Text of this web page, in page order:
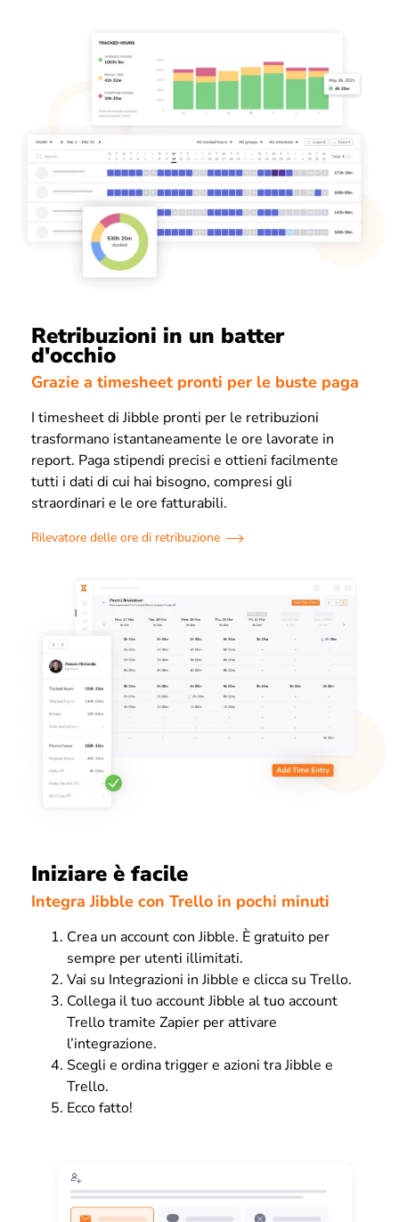
Retribuzioni in un batter
d'occhio
Grazie a timesheet pronti per le buste paga
I timesheet di Jibble pronti per le retribuzioni
trasformano istantaneamente le ore lavorate in
report. Paga stipendi precisi e ottieni facilmente
tutti i dati di cui hai bisogno, compresi gli
straordinari e le ore fatturabili.
Rilevatore delle ore di retribuzione
Iniziare è facile
Integra Jibble con Trello in pochi minuti
Crea un account con Jibble. È gratuito per
sempre per utenti illimitati.
Vai su Integrazioni in Jibble e clicca su Trello.
Collega il tuo account Jibble al tuo account
Trello tramite Zapier per attivare
l’integrazione.
Scegli e ordina trigger e azioni tra Jibble e
Trello.
Ecco fatto!